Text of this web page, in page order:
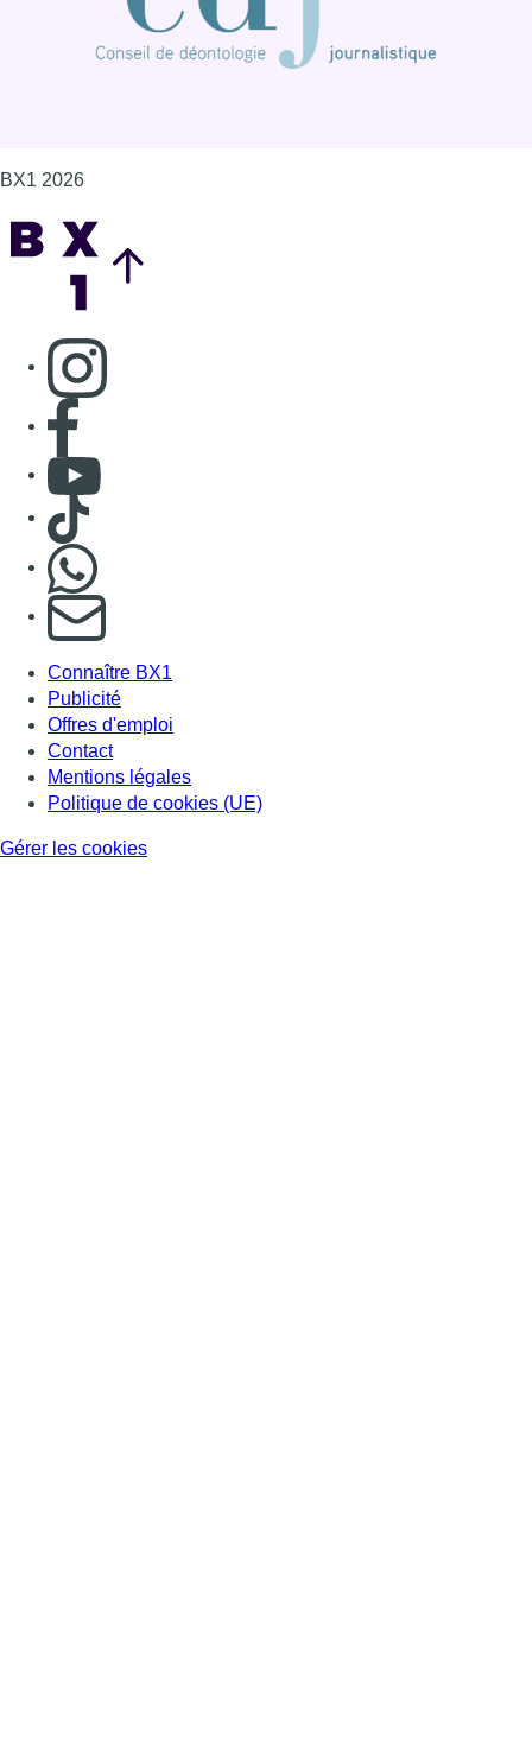
BX1 2026
Consulter page Instagram
Consulter page Facebook
Consulter Youtube
Consulter TikTok
S'abonner à notre newsletter
Connaître BX1
Publicité
Offres d'emploi
Contact
Mentions légales
Politique de cookies (UE)
Gérer les cookies